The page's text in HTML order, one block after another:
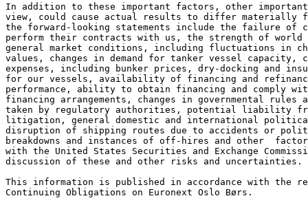
In addition to these important factors, other
view, could cause actual results to differ materially
the forward-looking statements include the failure of
perform their contracts with us, the strength of world
general market conditions, including fluctuations in
values, changes in demand for tanker vessel capacity,
expenses, including bunker prices, dry-docking and
for our vessels, availability of financing and
performance, ability to obtain financing and comply
financing arrangements, changes in governmental
taken by regulatory authorities, potential liability
litigation, general domestic and international
disruption of shipping routes due to accidents or
breakdowns and instances of off-hires and other
with the United States Securities and Exchange
discussion of these and other risks and uncertainties.
This information is published in accordance with the
Continuing Obligations on Euronext Oslo Børs.